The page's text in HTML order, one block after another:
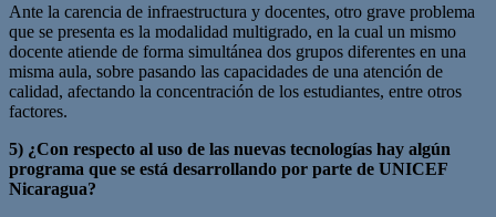
Ante la carencia de infraestructura y docentes, otro grave problema
que se presenta es la modalidad multigrado, en la cual un mismo
docente atiende de forma simultánea dos grupos diferentes en una
misma aula, sobre pasando las capacidades de una atención de
calidad, afectando la concentración de los estudiantes, entre otros
factores.
5) ¿Con respecto al uso de las nuevas tecnologías hay algún
programa que se está desarrollando por parte de UNICEF
Nicaragua?